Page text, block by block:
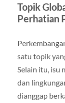
Topik
Perhatian
satu topik
Selain itu, isu
dan
dianggap